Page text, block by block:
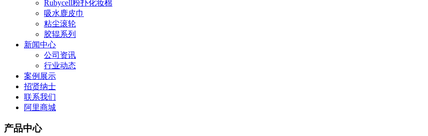
Rubycell粉扑化妆棉
吸水鹿皮巾
粘尘滚轮
胶辊系列
新闻中心
公司资讯
行业动态
案例展示
招贤纳士
联系我们
阿里商城
产品中心